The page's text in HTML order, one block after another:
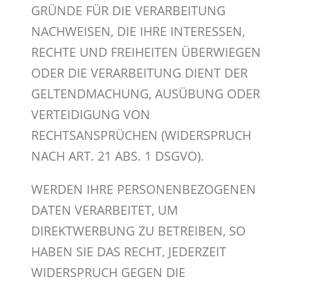
GRÜNDE FÜR DIE VERARBEITUNG
NACHWEISEN, DIE IHRE INTERESSEN,
RECHTE UND FREIHEITEN ÜBERWIEGEN
ODER DIE VERARBEITUNG DIENT DER
GELTENDMACHUNG, AUSÜBUNG ODER
VERTEIDIGUNG VON
RECHTSANSPRÜCHEN (WIDERSPRUCH
NACH ART. 21 ABS. 1 DSGVO).
WERDEN IHRE PERSONENBEZOGENEN
DATEN VERARBEITET, UM
DIREKTWERBUNG ZU BETREIBEN, SO
HABEN SIE DAS RECHT, JEDERZEIT
WIDERSPRUCH GEGEN DIE